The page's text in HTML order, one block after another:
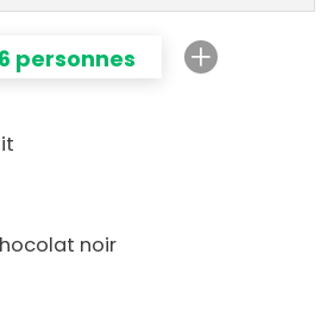
6 personnes
noir